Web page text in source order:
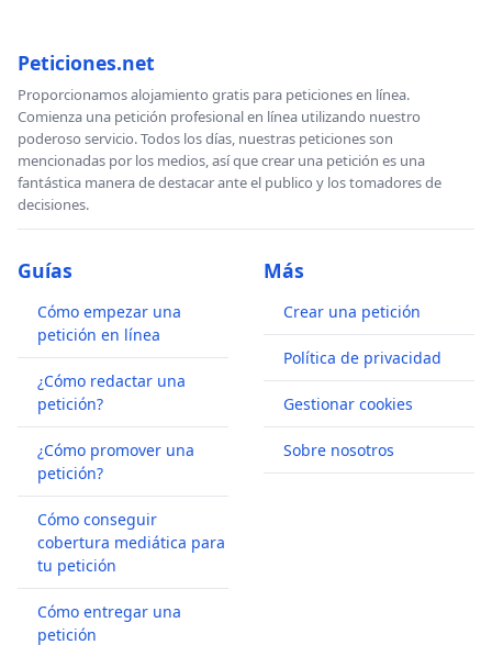
Peticiones.net
Proporcionamos alojamiento gratis para peticiones en línea.
Comienza una petición profesional en línea utilizando nuestro
poderoso servicio. Todos los días, nuestras peticiones son
mencionadas por los medios, así que crear una petición es una
fantástica manera de destacar ante el publico y los tomadores de
decisiones.
Guías
Cómo empezar una
petición en línea
¿Cómo redactar una
petición?
¿Cómo promover una
petición?
Cómo conseguir
cobertura mediática para
tu petición
Cómo entregar una
petición
Más
Crear una petición
Política de privacidad
Gestionar cookies
Sobre nosotros